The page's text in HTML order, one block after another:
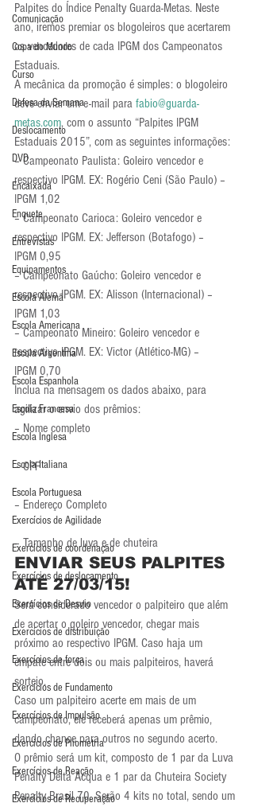
Comunicação
Copa do Mundo
Curso
Defesa da Semana
Deslocamento
DVD
Encaixada
Enquete
Entrevistas
Equipamentos
Escola Alemã
Escola Americana
Escola Argentina
Escola Espanhola
Escola Francesa
Escola Inglesa
Escola Italiana
Escola Portuguesa
Exercícios de Agilidade
Exercícios de coordenação
Exercícios de deslocamento
Exercícios de Desvio
Exercícios de distribuição
Exercícios de força
Exercícios de Fundamento
Exercícios de Impulsão
Exercícios de Pliometria
Exercícios de Reação
Exercícios de Recuperação
Palpites do Índice Penalty Guarda-Metas. Neste
ano, iremos premiar os blogoleiros que acertarem
os vencedores de cada IPGM dos Campeonatos
Estaduais.
A mecânica da promoção é simples: o blogoleiro
deve enviar um e-mail para fabio@guarda-
metas.com, com o assunto “Palpites IPGM
Estaduais 2015”, com as seguintes informações:
– Campeonato Paulista: Goleiro vencedor e
respectivo IPGM. EX: Rogério Ceni (São Paulo) –
IPGM 1,02
– Campeonato Carioca: Goleiro vencedor e
respectivo IPGM. EX: Jefferson (Botafogo) –
IPGM 0,95
– Campeonato Gaúcho: Goleiro vencedor e
respectivo IPGM. EX: Alisson (Internacional) –
IPGM 1,03
– Campeonato Mineiro: Goleiro vencedor e
respectivo IPGM. EX: Victor (Atlético-MG) –
IPGM 0,70
Inclua na mensagem os dados abaixo, para
agilizar o envio dos prêmios:
– Nome completo
– CPF
– Endereço Completo
– Tamanho de luva e de chuteira
ENVIAR SEUS PALPITES
ATÉ 27/03/15!
Será considerado vencedor o palpiteiro que além
de acertar o goleiro vencedor, chegar mais
próximo ao respectivo IPGM. Caso haja um
empate entre dois ou mais palpiteiros, haverá
sorteio.
Caso um palpiteiro acerte em mais de um
campeonato, ele receberá apenas um prêmio,
dando chance para outros no segundo acerto.
O prêmio será um kit, composto de 1 par da Luva
Penalty Delta Acqua e 1 par da Chuteira Society
Penalty Brasil 70. Serão 4 kits no total, sendo um